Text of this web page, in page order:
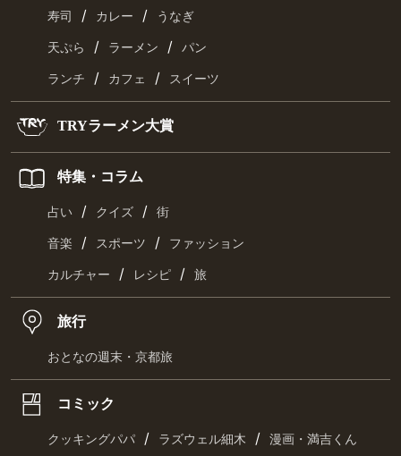
寿司 / カレー / うなぎ
天ぷら / ラーメン / パン
ランチ / カフェ / スイーツ
TRYラーメン大賞
特集・コラム
占い / クイズ / 街
音楽 / スポーツ / ファッション
カルチャー / レシピ / 旅
旅行
おとなの週末・京都旅
コミック
クッキングパパ / ラズウェル細木 / 漫画・満吉くん